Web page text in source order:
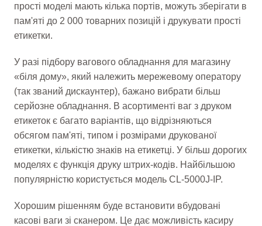
прості моделі мають кілька портів, можуть зберігати в
пам'яті до 2 000 товарних позицій і друкувати прості
етикетки.
У разі підбору вагового обладнання для магазину
«біля дому», який належить мережевому оператору
(так званий дискаунтер), бажано вибрати більш
серйозне обладнання. В асортименті ваг з друком
етикеток є багато варіантів, що відрізняються
обсягом пам'яті, типом і розмірами друкованої
етикетки, кількістю знаків на етикетці. У більш дорогих
моделях є функція друку штрих-кодів. Найбільшою
популярністю користується модель CL-5000J-IP.
Хорошим рішенням буде встановити вбудовані
касові ваги зі сканером. Це дає можливість касиру